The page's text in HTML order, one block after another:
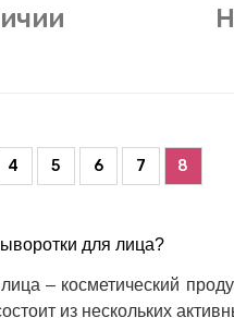
4 5 6 7 8
для лица?
– косметический
из нескольких